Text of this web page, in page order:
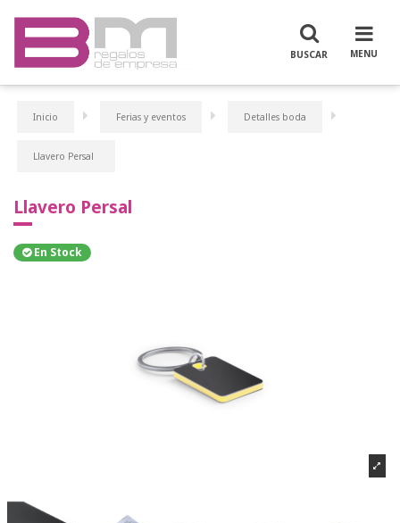
Inicio Ferias y eventos Detalles boda
Llavero Persal
Llavero Persal
En Stock